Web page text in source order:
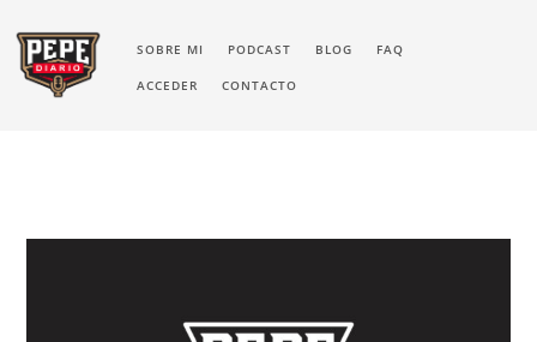
SOBRE MI PODCAST BLOG FAQ
ACCEDER CONTACTO